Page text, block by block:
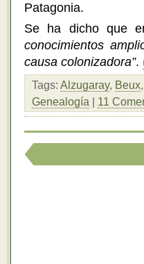
Patagonia.
Se ha dicho que
conocimientos
causa colonizadora”.
Tags: Alzugaray, Beux,
Genealogía
11